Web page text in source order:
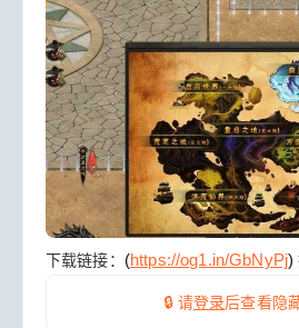
下载链接： (https://og1.in/GbNyPj)
🔒 请登录后查看隐